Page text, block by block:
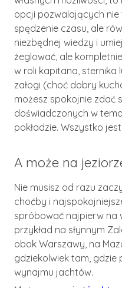
opcji pozwalających
spędzenie czasu, ale
niezbędnej wiedzy i
żeglować, ale
w roli kapitana, sternika
załogi (choć dobry
możesz spokojnie zdać
doświadczonych w
pokładzie. Wszystko
A może na
Nie musisz od razu
choćby i
spróbować najpierw na
przykład na słynnym
obok Warszawy, na
gdziekolwiek tam,
wynajmu jachtów.